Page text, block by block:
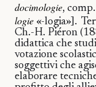
docimologie,
logie «-logia»].
Ch.-H. Piéron
didattica che
votazione
soggettivi che
elaborare